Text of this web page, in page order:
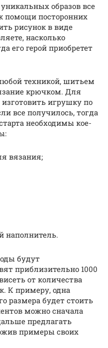
образов все
помощи посторонних
рисунок в виде
насколько
его герой приобретет
техникой, шитьем
крючком. Для
игрушку по
все получилось, тогда
необходимы кое-
вязания;
наполнитель.
будут
приблизительно 1000
от количества
К примеру, одна
размера будет стоить
можно сначала
предлагать
примеры своих